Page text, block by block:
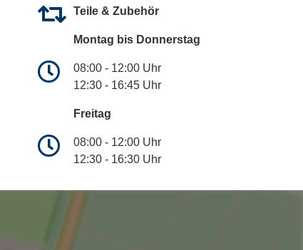
Teile & Zubehör
Montag bis Donnerstag
08:00 - 12:00 Uhr
12:30 - 16:45 Uhr
Freitag
08:00 - 12:00 Uhr
12:30 - 16:30 Uhr